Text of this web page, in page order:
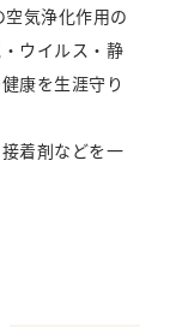
気浄化作用の
ウイルス・静
康を生涯守り
着剤などを一